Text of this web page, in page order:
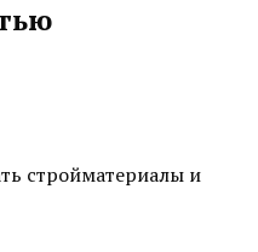
стройматериалы и